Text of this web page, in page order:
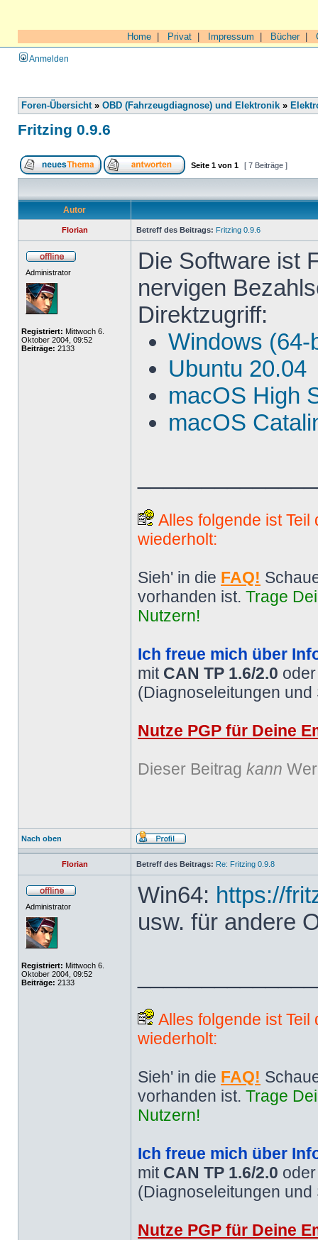
Home Privat Impressum Bücher|
Anmelden
Foren-Übersicht» OBD (Fahrzeugdiagnose) und Elektronik »
Fritzing 0.9.6
Seite 1 von 1 [ 7 Beiträge ]
Autor
Florian Betreff des Beitrags: Fritzing 0.9.6
Administrator
Registriert: Mittwoch 6.
Oktober 2004, 09:52
Beiträge: 2133
Die Software ist
nervigen
Direktzugriff:
Windows (64-
Ubuntu 20.04
macOS High
macOS
Alles folgende ist
wiederholt:
Sieh' in die FAQ!
vorhanden ist. Trage
Nutzern!
Ich freue mich über
mit CAN TP 1.6/2.0
(Diagnoseleitungen
Nutze PGP für Deine
Dieser Beitrag kann
Nach oben
Florian Betreff des Beitrags: Re: Fritzing 0.9.8
Administrator
Registriert: Mittwoch 6.
Oktober 2004, 09:52
Beiträge: 2133
Win64: https://
usw. für andere
Alles folgende ist
wiederholt:
Sieh' in die FAQ!
vorhanden ist. Trage
Nutzern!
Ich freue mich über
mit CAN TP 1.6/2.0
(Diagnoseleitungen
Nutze PGP für Deine